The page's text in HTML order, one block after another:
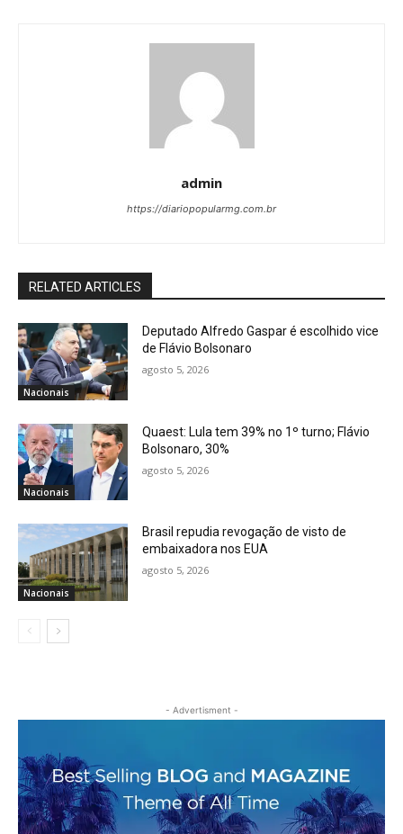
admin
https://diariopopularmg.com.br
RELATED ARTICLES
Nacionais
Deputado Alfredo Gaspar é escolhido vice
de Flávio Bolsonaro
agosto 5, 2026
Nacionais
Quaest: Lula tem 39% no 1º turno; Flávio
Bolsonaro, 30%
agosto 5, 2026
Nacionais
Brasil repudia revogação de visto de
embaixadora nos EUA
agosto 5, 2026
- Advertisment -